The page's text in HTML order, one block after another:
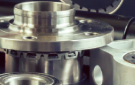
Silencieux arrière